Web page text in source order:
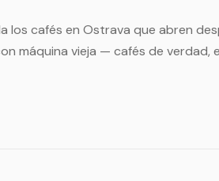
los cafés en Ostrava que abren
máquina vieja — cafés de verdad,